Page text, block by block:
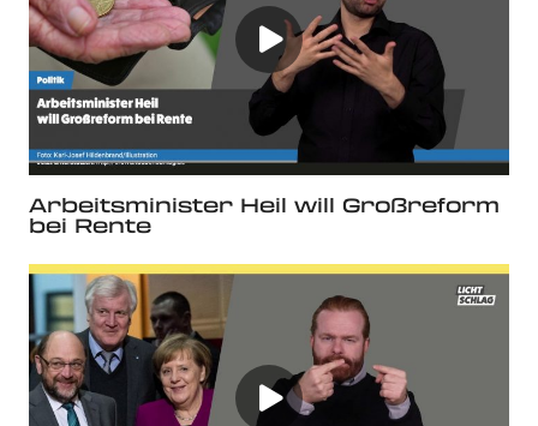
Arbeitsminister Heil will Großreform
bei Rente